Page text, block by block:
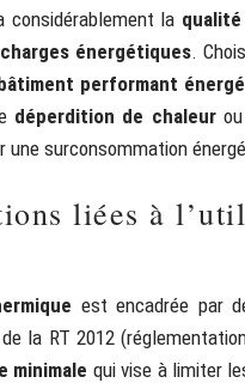
la
charges énergétiques.
performant
déperdition de chaleurou
une surconsommation
liées à
est encadrée par
la RT 2012
minimale qui vise à limiter